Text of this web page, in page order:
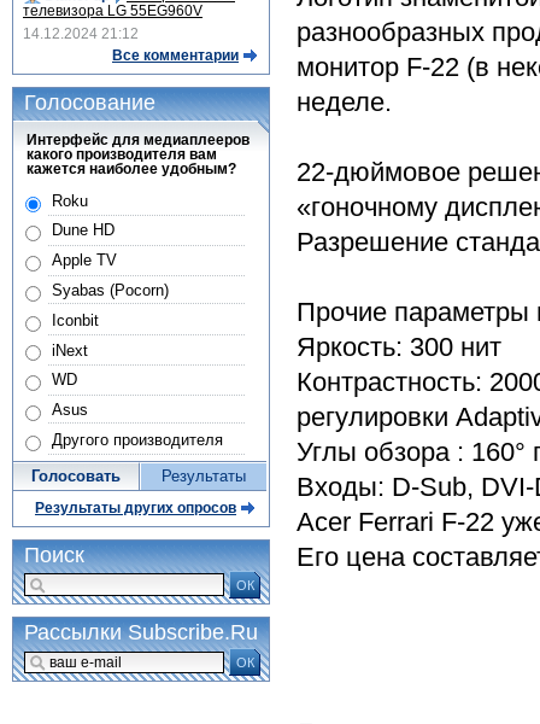
разнообразных
монитор F-22 (в
неделе.
22-дюймовое
«гоночному
Разрешение
Прочие
Яркость: 300 нит
Контрастность:
регулировки
Углы обзора : 160°
Входы: D-Sub, DVI-
Acer Ferrari F-22
Его цена
телевизора LG 55EG960V
14.12.2024 21:12
Все комментарии
Голосование
Интерфейс для медиаплееров
какого производителя вам
кажется наиболее удобным?
Roku
Dune HD
Apple TV
Syabas (Pocorn)
Iconbit
iNext
WD
Asus
Другого производителя
Голосовать Результаты
Результаты других опросов
Поиск
ОК
Рассылки Subscribe.Ru
ОК